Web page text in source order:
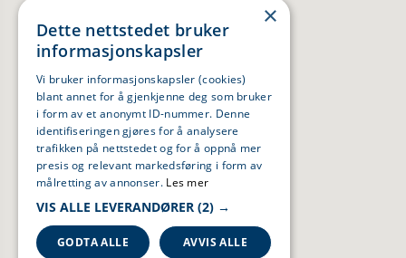
×
Dette nettstedet bruker
informasjonskapsler
Vi bruker informasjonskapsler (cookies)
blant annet for å gjenkjenne deg som bruker
i form av et anonymt ID-nummer. Denne
identifiseringen gjøres for å analysere
trafikken på nettstedet og for å oppnå mer
presis og relevant markedsføring i form av
målretting av annonser. Les mer
VIS ALLE LEVERANDØRER (2) →
GODTA ALLE AVVIS ALLE